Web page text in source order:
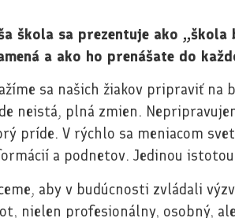
škola sa prezentuje ako
a ako ho prenášate do
sa našich žiakov pripraviť na
neistá, plná zmien.
príde. V rýchlo sa meniacom
a podnetov. Jedinou
aby v budúcnosti zvládali
nielen profesionálny, osobný,